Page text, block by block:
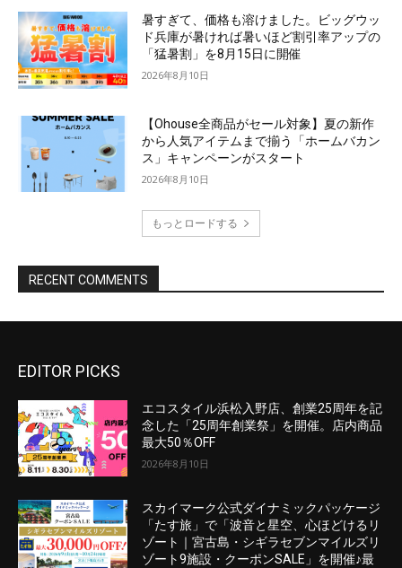
EDITOR PICKS
エコスタイル浜松入野店、創業25周年を記
念した「25周年創業祭」を開催。店内商品
最大50％OFF
2026年8月10日
スカイマーク公式ダイナミックパッケージ
「たす旅」で「波音と星空、心ほどけるリ
ゾート｜宮古島・シギラセブンマイルズリ
ゾート9施設・クーポンSALE」を開催♪最